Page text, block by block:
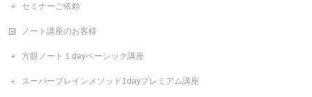
セミナーご依頼
ノート講座のお客様
方眼ノート１dayベーシック講座
スーパーブレインメソッド1dayプレミアム講座